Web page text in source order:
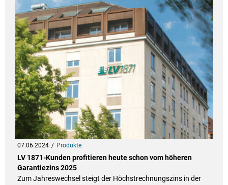
07.06.2024 Produkte
LV 1871-Kunden profitieren heute schon vom höheren
Garantiezins 2025
Zum Jahreswechsel steigt der Höchstrechnungszins in der